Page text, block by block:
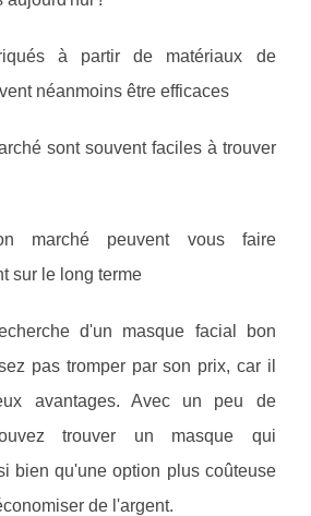
à partir de matériaux de
néanmoins être efficaces
sont souvent faciles à trouver
marché peuvent vous faire
sur le long terme
d'un masque facial bon
pas tromper par son prix, car il
avantages. Avec un peu de
trouver un masque qui
bien qu'une option plus coûteuse
de l'argent.